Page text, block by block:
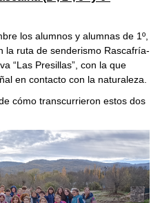
los alumnos y alumnas de 1º,
la ruta de senderismo Rascafría-
“Las Presillas”, con la que
en contacto con la naturaleza.
cómo transcurrieron estos dos